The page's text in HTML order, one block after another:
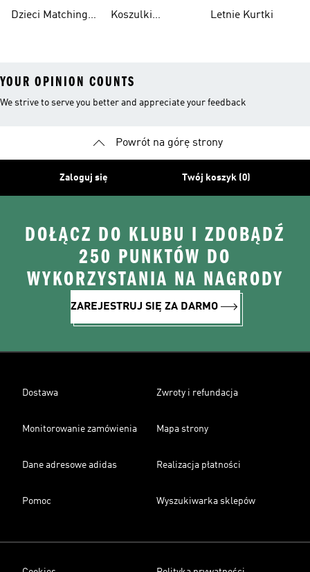
Dzieci Matching
Koszulki
Letnie Kurtki
YOUR OPINION COUNTS
We strive to serve you better and appreciate your feedback
Powrót na górę strony
Zaloguj się Twój koszyk (0)
DOŁĄCZ DO KLUBU I ZDOBĄDŹ
250 PUNKTÓW DO
WYKORZYSTANIA NA NAGRODY
ZAREJESTRUJ SIĘ ZA DARMO
Dostawa Zwroty i refundacja
Monitorowanie zamówienia Mapa strony
Dane adresowe adidas Realizacja płatności
Pomoc Wyszukiwarka sklepów